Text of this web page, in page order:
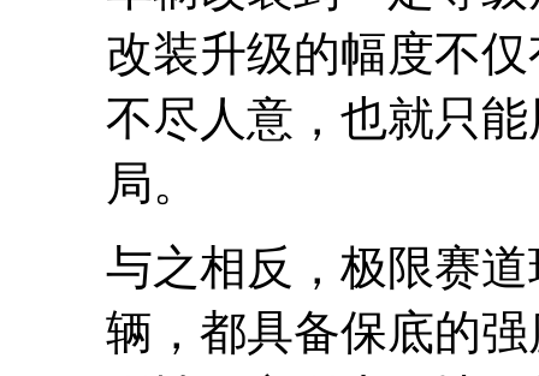
改装升级的幅度不
不尽人意，也就只
局。
与之相反，极限赛
辆，都具备保底的